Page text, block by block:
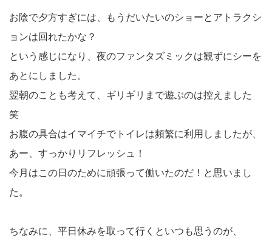
お陰で夕方すぎには、もうだいたいのショーとアトラクシ
ョンは回れたかな？
という感じになり、夜のファンタズミックは観ずにシーを
あとにしました。
翌朝のことも考えて、ギリギリまで遊ぶのは控えました
笑
お腹の具合はイマイチでトイレは頻繁に利用しましたが、
あー、すっかりリフレッシュ！
今月はこの日のために頑張って働いたのだ！と思いまし
た。
ちなみに、平日休みを取って行くといつも思うのが、